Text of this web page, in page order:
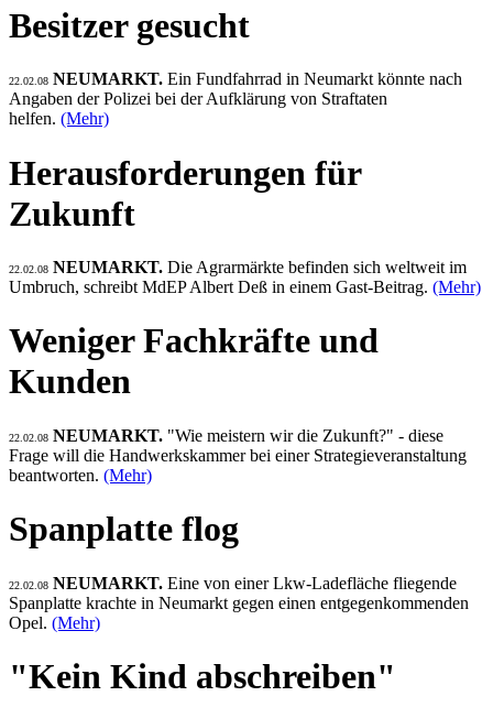
Besitzer gesucht
22.02.08 NEUMARKT. Ein Fundfahrrad in Neumarkt könnte nach
Angaben der Polizei bei der Aufklärung von Straftaten
helfen. (Mehr)
Herausforderungen für
Zukunft
22.02.08 NEUMARKT. Die Agrarmärkte befinden sich weltweit im
Umbruch, schreibt MdEP Albert Deß in einem Gast-Beitrag. (Mehr)
Weniger Fachkräfte und
Kunden
22.02.08 NEUMARKT. "Wie meistern wir die Zukunft?" - diese
Frage will die Handwerkskammer bei einer Strategieveranstaltung
beantworten. (Mehr)
Spanplatte flog
22.02.08 NEUMARKT. Eine von einer Lkw-Ladefläche fliegende
Spanplatte krachte in Neumarkt gegen einen entgegenkommenden
Opel. (Mehr)
"Kein Kind abschreiben"